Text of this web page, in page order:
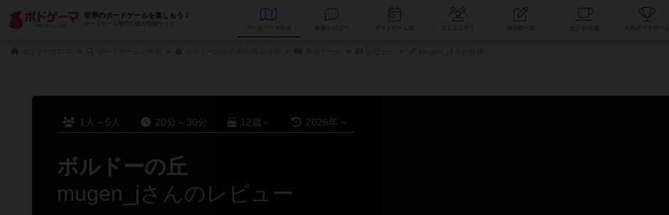
世界のボードゲームを楽しもう！
ボードゲーム専門の総合情報サイト
データベース コミュニティ
1人～5人 20分～30分 12歳～ 2026年～
ボルドーの丘
mugen_jさんのレビュー